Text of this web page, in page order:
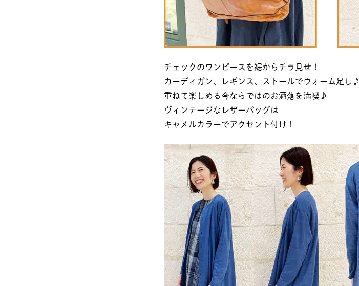
チェックのワンピースを裾からチラ見せ！
カーディガン、レギンス、ストールでウォーム足し♪
重ねて楽しめる今ならではのお洒落を満喫♪
ヴィンテージなレザーバッグは
キャメルカラーでアクセント付け！